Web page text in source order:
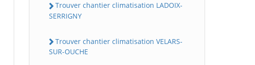
Trouver chantier climatisation LADOIX-
SERRIGNY
Trouver chantier climatisation VELARS-
SUR-OUCHE